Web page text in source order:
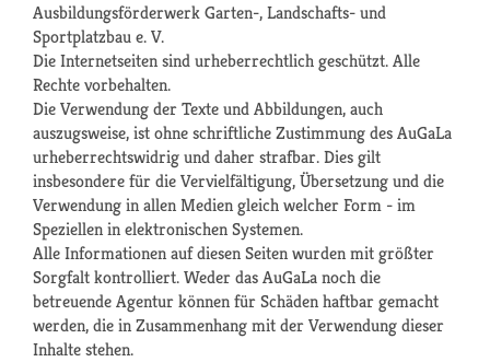
Ausbildungsförderwerk Garten-, Landschafts- und
Sportplatzbau e. V.
Die Internetseiten sind urheberrechtlich geschützt. Alle
Rechte vorbehalten.
Die Verwendung der Texte und Abbildungen, auch
auszugsweise, ist ohne schriftliche Zustimmung des AuGaLa
urheberrechtswidrig und daher strafbar. Dies gilt
insbesondere für die Vervielfältigung, Übersetzung und die
Verwendung in allen Medien gleich welcher Form - im
Speziellen in elektronischen Systemen.
Alle Informationen auf diesen Seiten wurden mit größter
Sorgfalt kontrolliert. Weder das AuGaLa noch die
betreuende Agentur können für Schäden haftbar gemacht
werden, die in Zusammenhang mit der Verwendung dieser
Inhalte stehen.